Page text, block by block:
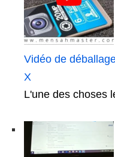
Vidéo de
X
L'une des choses